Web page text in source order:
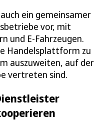
ein gemeinsamer
vor, mit
und E-Fahrzeugen.
Handelsplattform zu
auszuweiten, auf der
vertreten sind.